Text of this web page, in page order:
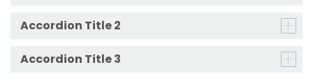
Accordion Title 2
Accordion Title 3